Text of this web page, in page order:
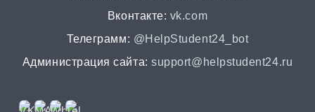
Вконтакте: vk.com
Телеграмм: @HelpStudent24_bot
Администрация сайта:support@helpstudent24.ru